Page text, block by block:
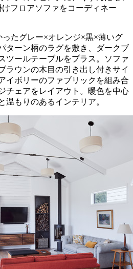
フロアソファをコーディネー
たグレー×オレンジ×黒×薄いグ
ターン柄のラグを敷き、ダークブ
ツールテーブルをプラス。ソファ
ラウンの木目の引き出し付きサイ
イボリーのファブリックを組み合
チェアをレイアウト。暖色を中心
温もりのあるインテリア。